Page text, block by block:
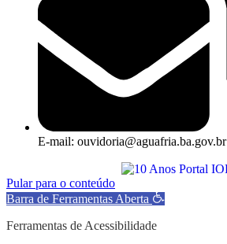
E-mail: ouvidoria@aguafria.ba.gov.br
Pular para o conteúdo
Barra de Ferramentas Aberta
Ferramentas de Acessibilidade